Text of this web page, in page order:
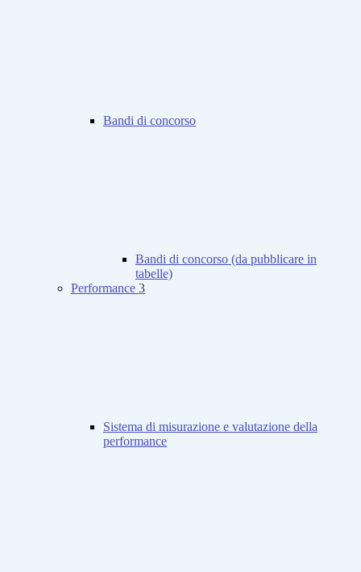
Bandi di concorso
Bandi di concorso (da pubblicare in
tabelle)
Performance 3
Sistema di misurazione e valutazione della
performance